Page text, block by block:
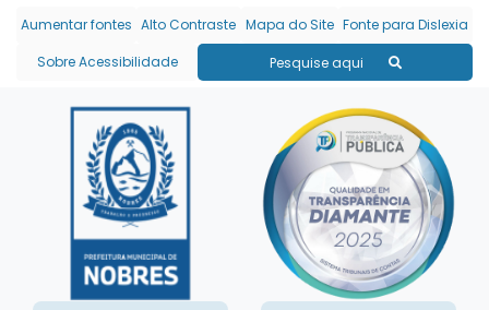
Seção de atalhos e
Ir para o conteúdo [alt+1]
Ir para o menu [alt+2]
Ir para a busca [alt+3]
Ir para o rodapé [alt+4]
Aumentar fontes Alto Contraste Mapa do Site Fonte para Dislexia
Sobre Acessibilidade
Pesquise aqui